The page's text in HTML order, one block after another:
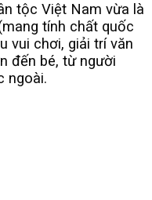
tộc Việt Nam vừa là
tính chất quốc
vui chơi, giải trí văn
đến bé, từ người
ngoài.